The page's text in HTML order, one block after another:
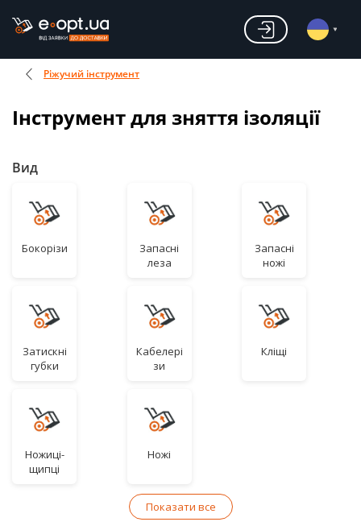
Ріжучий інструмент
Інструмент для зняття ізоляції
Вид
Бокорізи
Запасні
леза
Запасні
ножі
Затискні
губки
Кабелері
зи
Кліщі
Ножиці-
щипці
Ножі
Показати все